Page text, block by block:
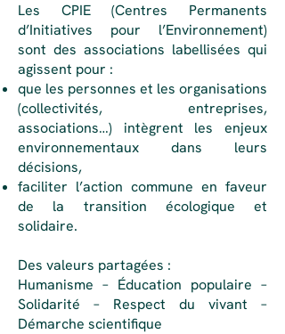
Les CPIE (Centres Permanents
d’Initiatives pour l’Environnement)
sont des associations labellisées qui
agissent pour :
que les personnes et les organisations
(collectivités, entreprises,
associations…) intègrent les enjeux
environnementaux dans leurs
décisions,
faciliter l’action commune en faveur
de la transition écologique et
solidaire.
Des valeurs partagées :
Humanisme – Éducation populaire –
Solidarité – Respect du vivant –
Démarche scientifique